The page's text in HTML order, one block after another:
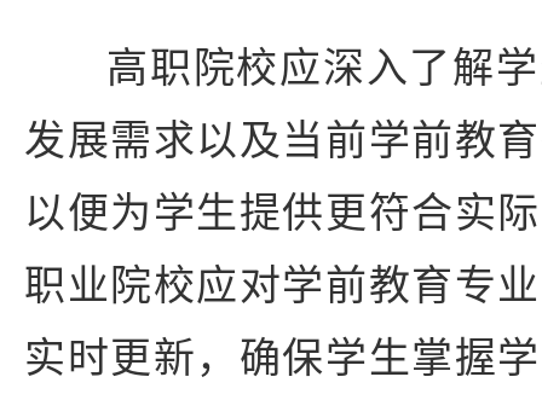
高职院校应深入了解
发展需求以及当前学前教
以便为学生提供更符合实
职业院校应对学前教育专
实时更新，确保学生掌握